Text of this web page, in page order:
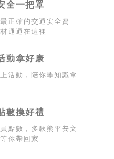
全一把罩
正確的交通安全資
通通在這裡
動拿好康
活動，陪你學知識拿
數換好禮
點數，多款熊平安文
你帶回家